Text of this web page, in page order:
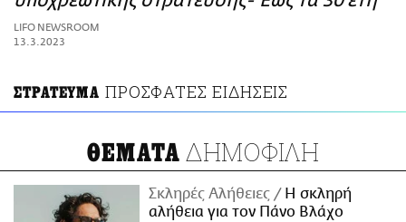
ΑΜΠΑ
PRINT
LIFO NEWSROOM
13.3.2023
ΣΤΡΑΤΕΥΜΑ ΠΡΟΣΦΑΤΕΣ ΕΙΔΗΣΕΙΣ
ΘΕΜΑΤΑ ΔΗΜΟΦΙΛΗ
Σκληρές Αλήθειες
H σκληρή
αλήθεια για τον Πάνο Βλάχο